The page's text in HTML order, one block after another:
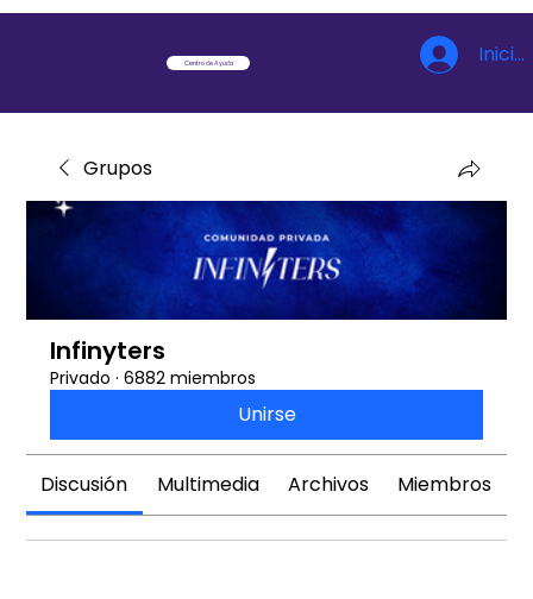
Centro de Ayuda
Grupos
Infinyters
Privado · 6882 miembros
Unirse
Discusión Multimedia Archivos Miembros